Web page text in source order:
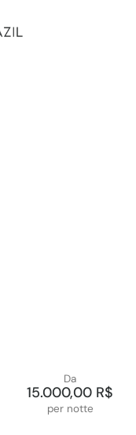
Da
15.000,00 R$
per notte